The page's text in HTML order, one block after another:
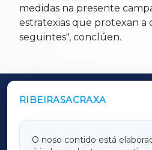
medidas na presente
estratexias que protexan a
seguintes", conclúen.
RIBEIRASACRAXA
O noso contido está
OUTROS PERIÓDICOS